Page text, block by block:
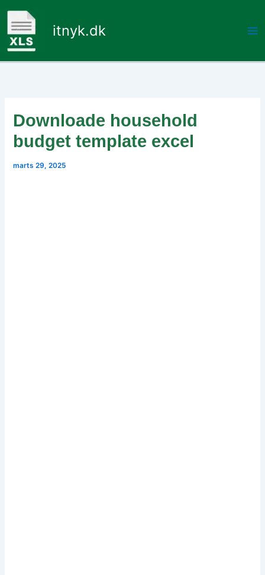
indholdet
itnyk.dk
Downloade household
budget template excel
marts 29, 2025